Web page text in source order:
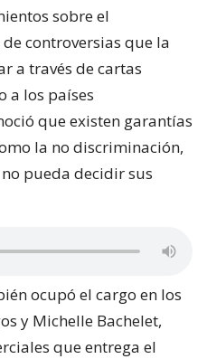
sobre el
controversias que la
a través de cartas
a los países
que existen garantías
la no discriminación,
pueda decidir sus
ocupó el cargo en los
y Michelle Bachelet,
que entrega el